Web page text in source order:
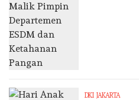
DKI JAKARTA